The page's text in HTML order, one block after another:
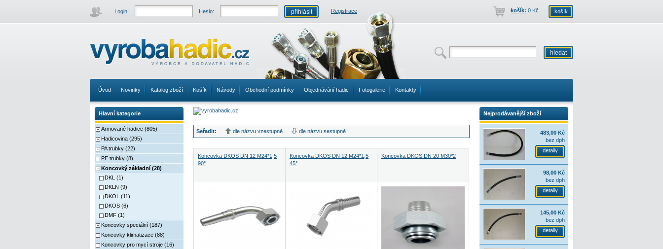
košík: 0 Kč košík
Login: Heslo: Registrace
Úvod Novinky Katalog zboží Košík Návody Obchodní podmínky Objednávání hadic Fotogalerie Kontakty
Hlavní kategorie
Armované hadice (805)
Hadicovina (295)
PA trubky (22)
PE trubky (8)
Koncovký základní (28)
DKL (1)
DKLN (9)
DKOL (11)
DKOS (6)
DMF (1)
Koncovky speciální (187)
Koncovky klimatizace (88)
Koncovky pro mycí stroje (16)
Nejprodávanější zboží
483,00 Kč
bez dph
detaily
98,00 Kč
bez dph
detaily
145,00 Kč
bez dph
detaily
Seřadit: dle názvu vzestupně dle názvu sestupně
Koncovka DKOS DN 12 M24*1,5
90°
Koncovka DKOS DN 12 M24*1,5
45°
Koncovka DKOS DN 20 M30*2